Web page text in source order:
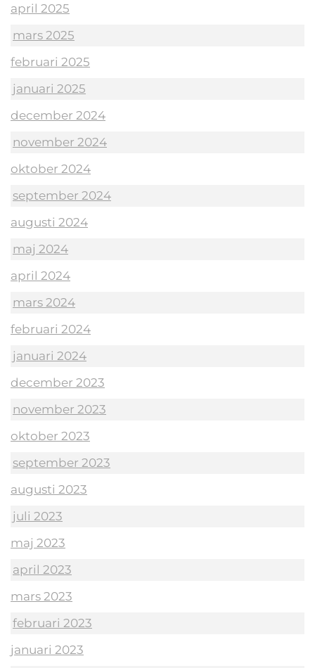
april 2025
mars 2025
februari 2025
januari 2025
december 2024
november 2024
oktober 2024
september 2024
augusti 2024
maj 2024
april 2024
mars 2024
februari 2024
januari 2024
december 2023
november 2023
oktober 2023
september 2023
augusti 2023
juli 2023
maj 2023
april 2023
mars 2023
februari 2023
januari 2023